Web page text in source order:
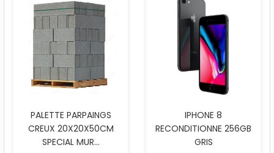
PALETTE PARPAINGS
CREUX 20X20X50CM
SPECIAL MUR...
IPHONE 8
RECONDITIONNE 256GB
GRIS